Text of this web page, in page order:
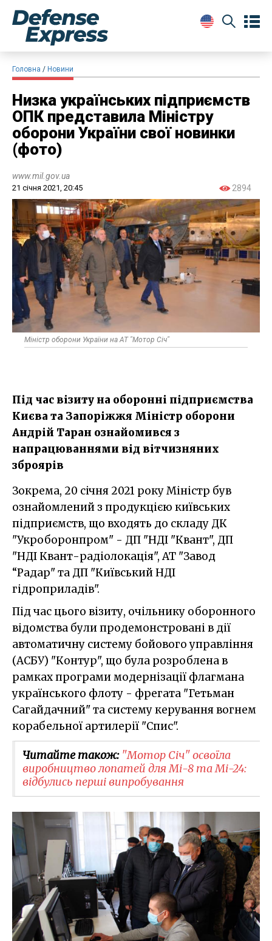
Головна Новини
Низка українських підприємств
ОПК представила Міністру
оборони України свої новинки
(фото)
www.mil.gov.ua
21 січня 2021, 20:45 2894
Міністр оборони України на АТ "Мотор Січ"
Під час візиту на оборонні підприємства
Києва та Запоріжжя Міністр оборони
Андрій Таран ознайомився з
напрацюваннями від вітчизняних
зброярів
Зокрема, 20 січня 2021 року Міністр був
ознайомлений з продукцією київських
підприємств, що входять до складу ДК
"Укроборонпром" - ДП "НДІ "Квант", ДП
"НДІ Квант-радіолокація", АТ "Завод
“Радар" та ДП "Київський НДІ
гідроприладів".
Під час цього візиту, очільнику оборонного
відомства були продемонстровані в дії
автоматичну систему бойового управління
(АСБУ) "Контур", що була розроблена в
рамках програми модернізації флагмана
українського флоту - фрегата "Гетьман
Сагайдачний" та систему керування вогнем
корабельної артилерії "Спис".
Читайте також: "Мотор Січ" освоїла
виробництво лопатей для Мі-8 та Мі-24:
відбулись перші випробування